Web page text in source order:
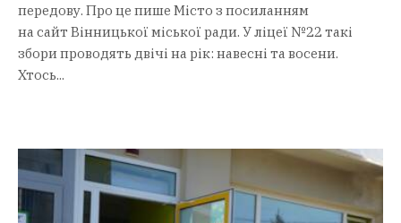
передову. Про це пише Місто з посиланням
на сайт Вінницької міської ради. У ліцеї №22 такі
збори проводять двічі на рік: навесні та восени.
Хтось...